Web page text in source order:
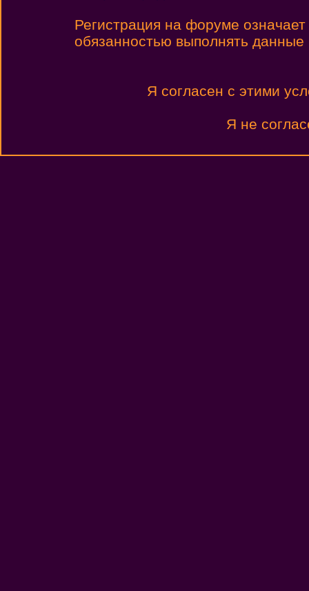
Регистрация на форуме
обязанностью выполнять
Я согласен с этими
Я не